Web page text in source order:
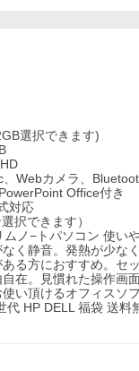
選択できます)
Webカメラ、
Office付き
対応
択できます）
ノ−トパソコン 使い
く静音。発熱が少な
る方におすすめ。セ
在。見慣れた操作画
い頂けるオフィスソ
代 HP DELL 福袋 送料